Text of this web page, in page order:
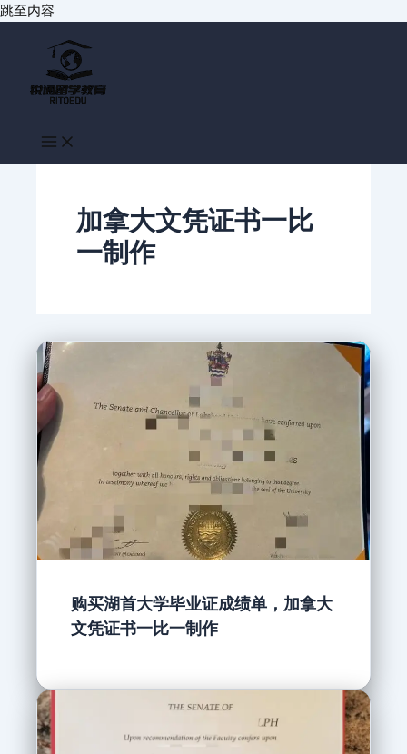
跳至内容
加拿大文凭证书一比
一制作
购买湖首大学毕业证成绩单，加拿大
文凭证书一比一制作